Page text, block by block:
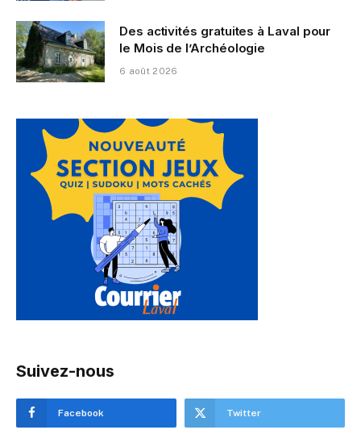
Des activités gratuites à Laval pour
le Mois de l’Archéologie
6 août 2026
Suivez-nous
Facebook Twitter